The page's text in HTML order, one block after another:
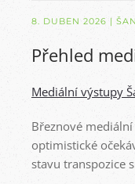
8. DUBEN 2026 |
Přehled
Mediální výstupy
Březnové
optimistické
stavu transpozice